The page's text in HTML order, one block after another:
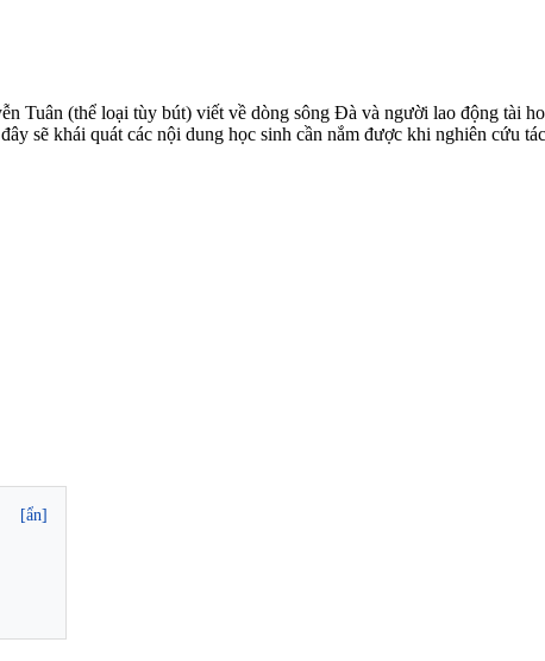
Tuân (thể loại tùy bút) viết về dòng sông Đà và người lao động tài
sẽ khái quát các nội dung học sinh cần nắm được khi nghiên cứu
[ẩn]